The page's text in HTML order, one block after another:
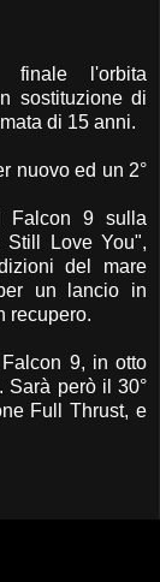
finale l'orbita
sostituzione di
di 15 anni.
nuovo ed un 2°
Falcon 9 sulla
Still Love You",
del mare
un lancio in
recupero.
9, in otto
Sarà però il 30°
Full Thrust, e